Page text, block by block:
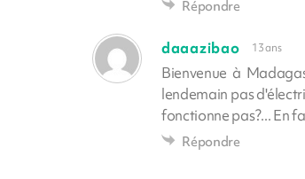
Répondre
daaazibao 13 ans
Bienvenue à
lendemain pas
fonctionne pas?... En
Répondre